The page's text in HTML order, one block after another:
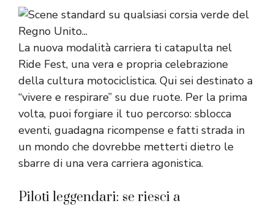
La nuova modalità carriera ti catapulta nel
Ride Fest, una vera e propria celebrazione
della cultura motociclistica. Qui sei destinato a
“vivere e respirare” su due ruote. Per la prima
volta, puoi forgiare il tuo percorso: sblocca
eventi, guadagna ricompense e fatti strada in
un mondo che dovrebbe metterti dietro le
sbarre di una vera carriera agonistica.
Piloti leggendari: se riesci a